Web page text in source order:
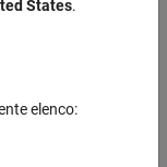
States.
elenco: